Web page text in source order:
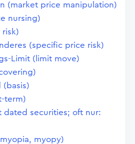
(market price manipulation)
nursing)
risk)
(specific price risk)
Limit (limit move)
(basis)
term)
dated securities; oft nur:
myopy)